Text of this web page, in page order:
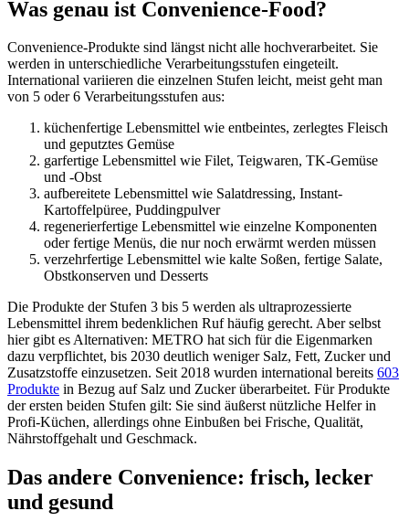
Was genau ist Convenience-Food?
Convenience-Produkte sind längst nicht alle hochverarbeitet. Sie
werden in unterschiedliche Verarbeitungsstufen eingeteilt.
International variieren die einzelnen Stufen leicht, meist geht man
von 5 oder 6 Verarbeitungsstufen aus:
küchenfertige Lebensmittel wie entbeintes, zerlegtes Fleisch
und geputztes Gemüse
garfertige Lebensmittel wie Filet, Teigwaren, TK-Gemüse
und -Obst
aufbereitete Lebensmittel wie Salatdressing, Instant-
Kartoffelpüree, Puddingpulver
regenerierfertige Lebensmittel wie einzelne Komponenten
oder fertige Menüs, die nur noch erwärmt werden müssen
verzehrfertige Lebensmittel wie kalte Soßen, fertige Salate,
Obstkonserven und Desserts
Die Produkte der Stufen 3 bis 5 werden als ultraprozessierte
Lebensmittel ihrem bedenklichen Ruf häufig gerecht. Aber selbst
hier gibt es Alternativen: METRO hat sich für die Eigenmarken
dazu verpflichtet, bis 2030 deutlich weniger Salz, Fett, Zucker und
Zusatzstoffe einzusetzen. Seit 2018 wurden international bereits 603
Produkte in Bezug auf Salz und Zucker überarbeitet. Für Produkte
der ersten beiden Stufen gilt: Sie sind äußerst nützliche Helfer in
Profi-Küchen, allerdings ohne Einbußen bei Frische, Qualität,
Nährstoffgehalt und Geschmack.
Das andere Convenience: frisch, lecker
und gesund